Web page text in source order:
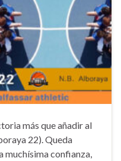
más que añadir al
22). Queda
muchísima confianza,